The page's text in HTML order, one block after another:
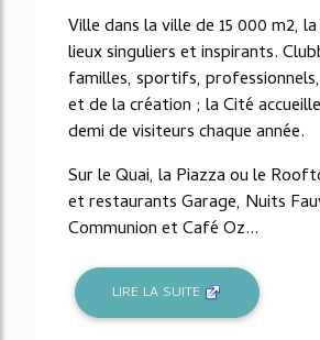
Ville dans la ville de 15 000 m2,
lieux singuliers et inspirants.
familles, sportifs,
et de la création ; la Cité
demi de visiteurs chaque année.
Sur le Quai, la Piazza ou le
et restaurants Garage, Nuits
Communion et Café Oz...
LIRE LA SUITE